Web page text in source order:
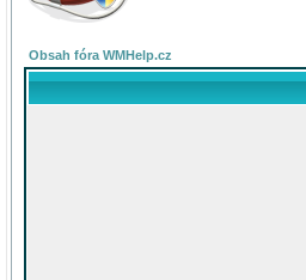
Obsah fóra WMHelp.cz